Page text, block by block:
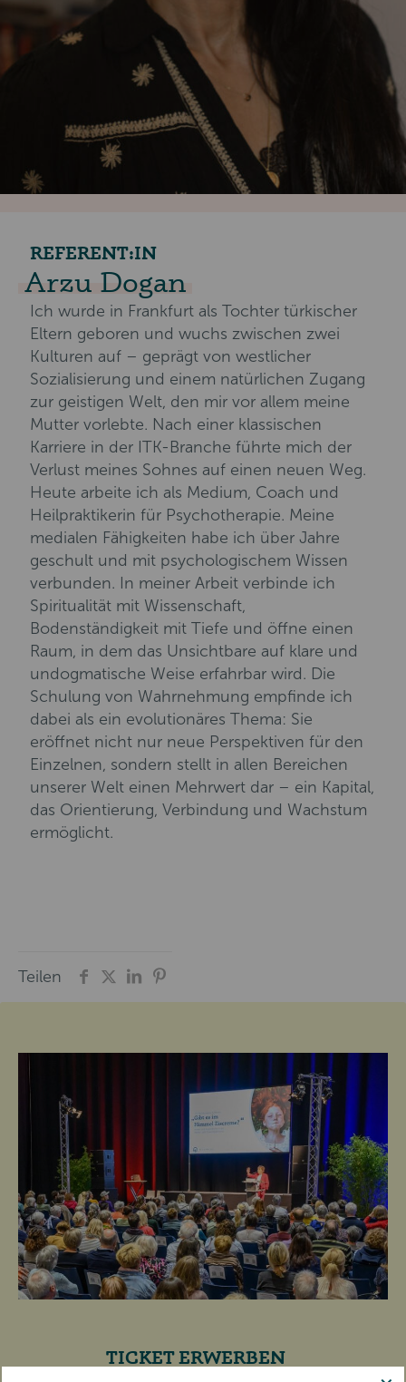
REFERENT:IN
Arzu Dogan
Ich wurde in Frankfurt als Tochter türkischer
Eltern geboren und wuchs zwischen zwei
Kulturen auf – geprägt von westlicher
Sozialisierung und einem natürlichen Zugang
zur geistigen Welt, den mir vor allem meine
Mutter vorlebte. Nach einer klassischen
Karriere in der ITK-Branche führte mich der
Verlust meines Sohnes auf einen neuen Weg.
Heute arbeite ich als Medium, Coach und
Heilpraktikerin für Psychotherapie. Meine
medialen Fähigkeiten habe ich über Jahre
geschult und mit psychologischem Wissen
verbunden. In meiner Arbeit verbinde ich
Spiritualität mit Wissenschaft,
Bodenständigkeit mit Tiefe und öffne einen
Raum, in dem das Unsichtbare auf klare und
undogmatische Weise erfahrbar wird. Die
Schulung von Wahrnehmung empfinde ich
dabei als ein evolutionäres Thema: Sie
eröffnet nicht nur neue Perspektiven für den
Einzelnen, sondern stellt in allen Bereichen
unserer Welt einen Mehrwert dar – ein Kapital,
das Orientierung, Verbindung und Wachstum
ermöglicht.
Teilen
TICKET ERWERBEN